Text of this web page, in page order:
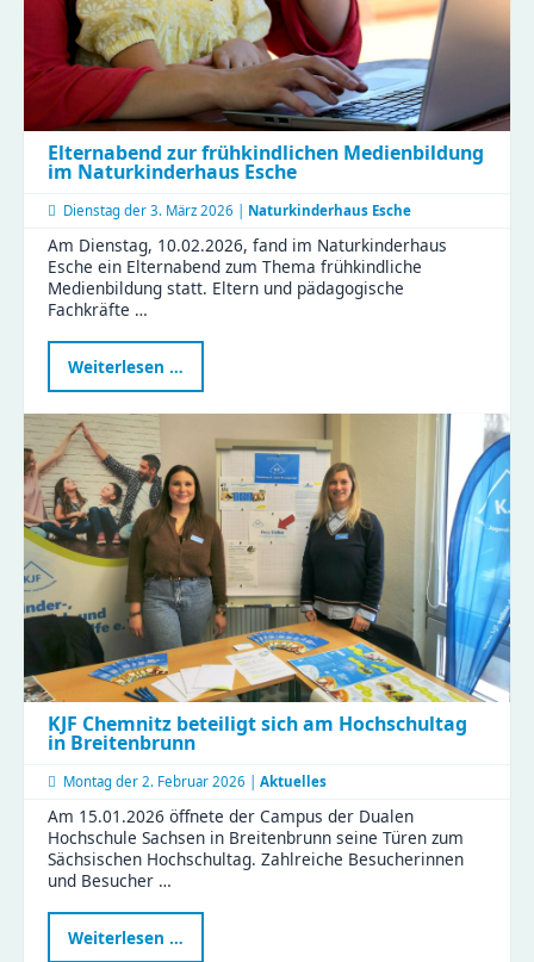
Elternabend zur frühkindlichen Medienbildung
im Naturkinderhaus Esche
Dienstag der 3. März 2026 | Naturkinderhaus Esche
Am Dienstag, 10.02.2026, fand im Naturkinderhaus
Esche ein Elternabend zum Thema frühkindliche
Medienbildung statt. Eltern und pädagogische
Fachkräfte …
Weiterlesen …
zur
Naturkinderhaus
Esche
KJF Chemnitz beteiligt sich am Hochschultag
in Breitenbrunn
Montag der 2. Februar 2026 | Aktuelles
Am 15.01.2026 öffnete der Campus der Dualen
Hochschule Sachsen in Breitenbrunn seine Türen zum
Sächsischen Hochschultag. Zahlreiche Besucherinnen
und Besucher …
Weiterlesen …